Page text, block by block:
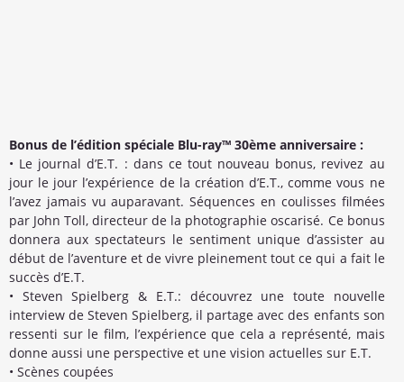
Bonus de l’édition spéciale Blu-ray™ 30ème anniversaire :
• Le journal d’E.T. : dans ce tout nouveau bonus, revivez au
jour le jour l’expérience de la création d’E.T., comme vous ne
l’avez jamais vu auparavant. Séquences en coulisses filmées
par John Toll, directeur de la photographie oscarisé. Ce bonus
donnera aux spectateurs le sentiment unique d’assister au
début de l’aventure et de vivre pleinement tout ce qui a fait le
succès d’E.T.
• Steven Spielberg & E.T.: découvrez une toute nouvelle
interview de Steven Spielberg, il partage avec des enfants son
ressenti sur le film, l’expérience que cela a représenté, mais
donne aussi une perspective et une vision actuelles sur E.T.
• Scènes coupées